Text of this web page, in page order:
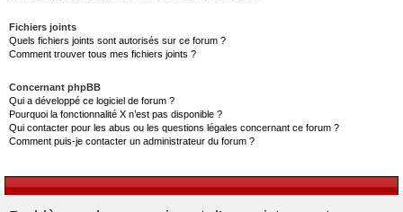
Fichiers joints
Quels fichiers joints sont autorisés sur ce forum ?
Comment trouver tous mes fichiers joints ?
Concernant phpBB
Qui a développé ce logiciel de forum ?
Pourquoi la fonctionnalité X n’est pas disponible ?
Qui contacter pour les abus ou les questions légales concernant ce forum ?
Comment puis-je contacter un administrateur du forum ?